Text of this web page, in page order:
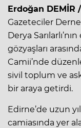
Erdoğan DEMİR
Gazeteciler
Derya
gözyaşları
Camii’nde
sivil toplum ve
bir araya getirdi.
Edirne’de uzun
camiasında yer